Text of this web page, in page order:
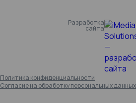
Разработка
сайта
Политика конфиденциальности
Согласие на обработку персональных данных